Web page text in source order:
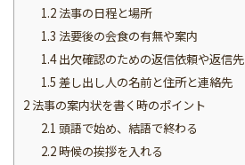
1.2法事の日程と場所
1.3 法要後の会食の有無や案内
1.4出欠確認のための返信依頼や返信先
1.5 差し出し人の名前と住所と連絡先
2 法事の案内状を書く時のポイント
2.1 頭語で始め、結語で終わる
2.2時候の挨拶を入れる